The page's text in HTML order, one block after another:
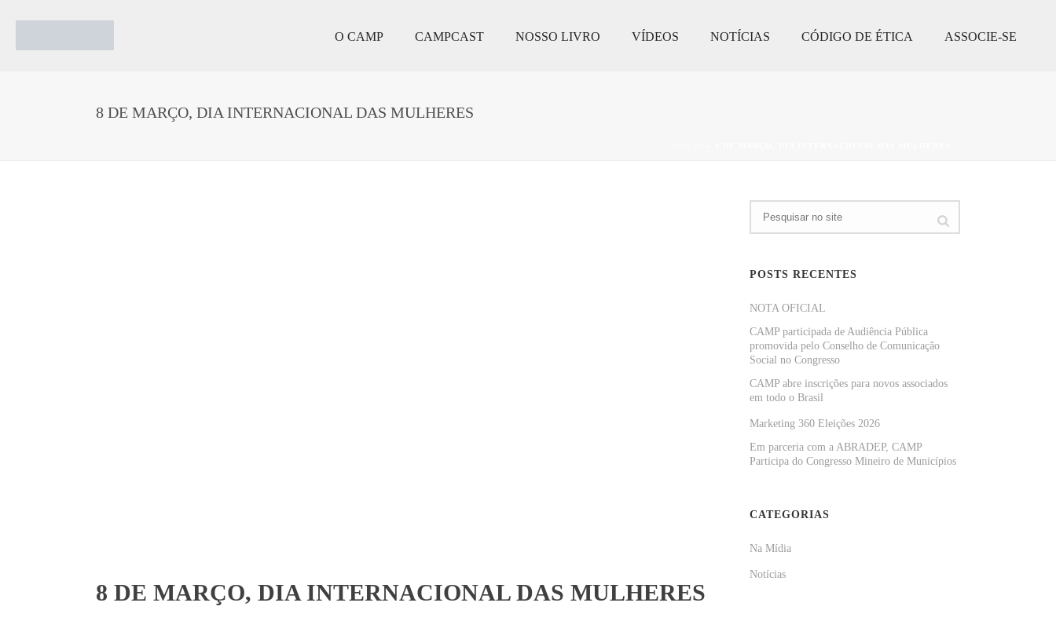
O CAMP CAMPCAST NOSSO LIVRO VÍDEOS NOTÍCIAS CÓDIGO DE ÉTICA ASSOCIE-SE
8 DE MARÇO, DIA INTERNACIONAL DAS MULHERES
8 DE MARÇO, DIA INTERNACIONAL DAS MULHERES
POSTS RECENTES
NOTA OFICIAL
CAMP participada de Audiência Pública
promovida pelo Conselho de Comunicação
Social no Congresso
CAMP abre inscrições para novos associados
em todo o Brasil
Marketing 360 Eleições 2026
Em parceria com a ABRADEP, CAMP
Participa do Congresso Mineiro de Municípios
CATEGORIAS
Na Mídia
Notícias